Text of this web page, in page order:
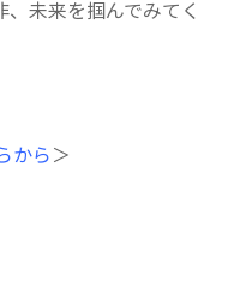
未来を掴んでみてく
から ＞